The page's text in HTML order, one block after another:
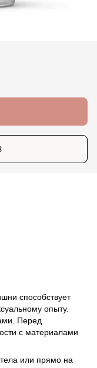
способствует
опыту.
Перед
с материалами
или прямо на